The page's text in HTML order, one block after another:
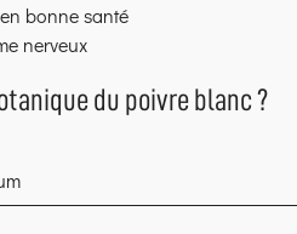
bonne santé
nerveux
du poivre blanc ?